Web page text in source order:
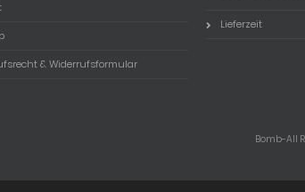
& Widerrufsformular
Lieferzeit
Bomb-All